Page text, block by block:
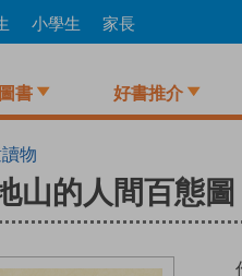
小學生 家長
圖書 好書推介
物
的人間百態圖